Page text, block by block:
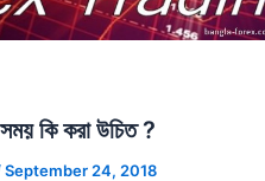
সময় কি করা উচিত ?
September 24, 2018